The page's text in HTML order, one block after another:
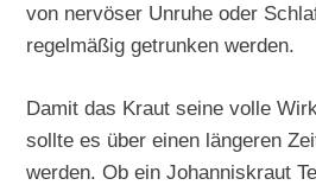
von nervöser Unruhe oder
regelmäßig getrunken werden.
Damit das Kraut seine volle
sollte es über einen längeren
werden. Ob ein Johanniskraut